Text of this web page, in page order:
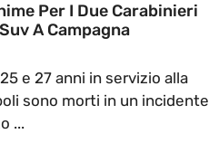
Per I Due Carabinieri
A Campagna
e 27 anni in servizio alla
sono morti in un incidente
...